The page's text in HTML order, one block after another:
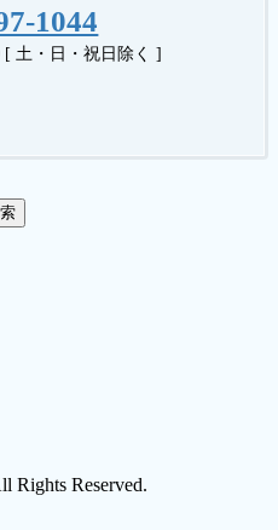
1044
[ 土・日・祝日除く ]
Reserved.